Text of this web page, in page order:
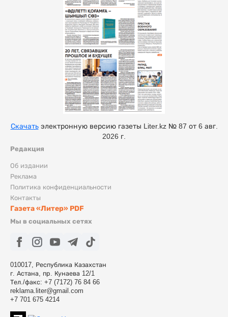
Редакция
Об издании
Реклама
Политика конфиденциальности
Контакты
Газета «Литер» PDF
Мы в социальных сетях
010017, Республика Казахстан
г. Астана, пр. Кунаева 12/1
Тел./факс: +7 (7172) 76 84 66
reklama.liter@gmail.com
+7 701 675 4214
Скачатьэлектронную версию газеты Liter.kz № 87 от 6 авг.
2026 г.